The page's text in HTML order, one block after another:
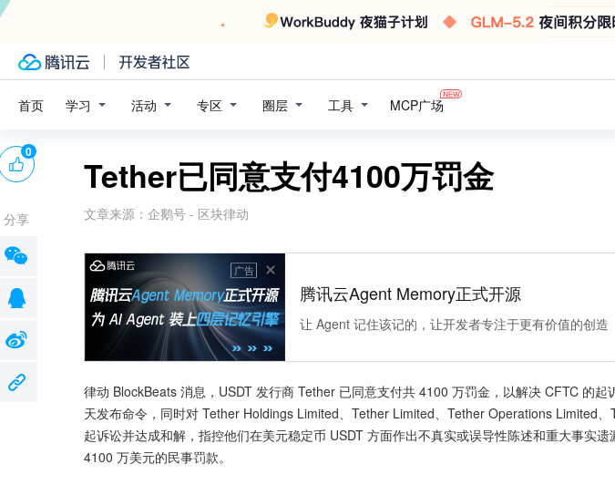
首页 学习 活动 专区 圈层 工具 MCP广场
Tether已同意支付4100万罚金
文章来源： 企鹅号 - 区块律动
广告
腾讯云Agent Memory正式开源
让 Agent 记住该记的，让开发者专注于更有价值的创造
律动 BlockBeats 消息，USDT 发行商 Tether 已同意支付共 4100 万罚金，以解决 CFTC 的起
天发布命令，同时对 Tether Holdings Limited、Tether Limited、Tether Operations Limited
起诉讼并达成和解，指控他们在美元稳定币 USDT 方面作出不真实或误导性陈述和重大事实
4100 万美元的民事罚款。
0
分享